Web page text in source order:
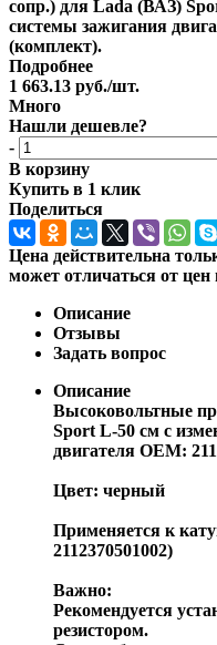
сопр.) для Lada (ВАЗ)
системы зажигания
(комплект).
Подробнее
1 663.13 руб./шт.
Много
Нашли дешевле?
-
В корзину
Купить в 1 клик
Поделиться
Цена действительна
может отличаться от
Описание
Отзывы
Задать вопрос
Описание
Высоковольтные
Sport L-50 см с
двигателя OEM:
Цвет: черный
Применяется к
2112370501002)
Важно:
Рекомендуется
резистором.